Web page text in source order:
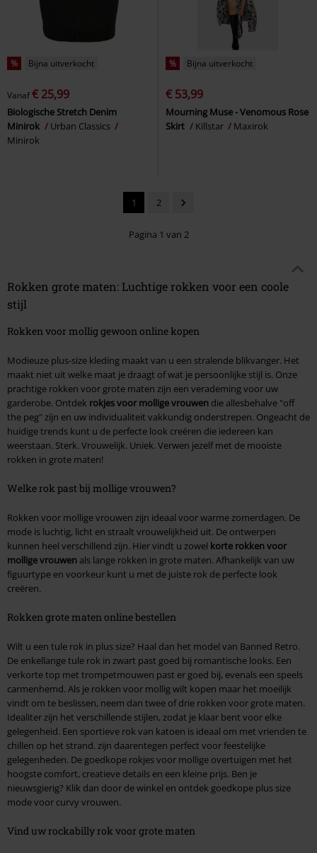
% Bijna uitverkocht
Vanaf€ 25,99
Biologische Stretch Denim
Minirok
Urban Classics
Minirok
% Bijna uitverkocht
€ 53,99
Mourning Muse - Venomous Rose
Skirt
Killstar Maxirok
1 2
Pagina 1 van 2
Rokken grote maten: Luchtige rokken voor een coole
stijl
Rokken voor mollig gewoon online kopen
Modieuze plus-size kleding maakt van u een stralende blikvanger. Het
maakt niet uit welke maat je draagt of wat je persoonlijke stijl is. Onze
prachtige rokken voor grote maten zijn een verademing voor uw
garderobe. Ontdek rokjes voor mollige vrouwen die allesbehalve "off
the peg" zijn en uw individualiteit vakkundig onderstrepen. Ongeacht de
huidige trends kunt u de perfecte look creëren die iedereen kan
weerstaan. Sterk. Vrouwelijk. Uniek. Verwen jezelf met de mooiste
rokken in grote maten!
Welke rok past bij mollige vrouwen?
Rokken voor mollige vrouwen zijn ideaal voor warme zomerdagen. De
mode is luchtig, licht en straalt vrouwelijkheid uit. De ontwerpen
kunnen heel verschillend zijn. Hier vindt u zowel korte rokken voor
mollige vrouwen als lange rokken in grote maten. Afhankelijk van uw
figuurtype en voorkeur kunt u met de juiste rok de perfecte look
creëren.
Rokken grote maten online bestellen
Wilt u een tule rok in plus size? Haal dan het model van Banned Retro.
De enkellange tule rok in zwart past goed bij romantische looks. Een
verkorte top met trompetmouwen past er goed bij, evenals een speels
carmenhemd. Als je rokken voor mollig wilt kopen maar het moeilijk
vindt om te beslissen, neem dan twee of drie rokken voor grote maten.
Idealiter zijn het verschillende stijlen, zodat je klaar bent voor elke
gelegenheid. Een sportieve rok van katoen is ideaal om met vrienden te
chillen op het strand. zijn daarentegen perfect voor feestelijke
gelegenheden. De goedkope rokjes voor mollige overtuigen met het
hoogste comfort, creatieve details en een kleine prijs. Ben je
nieuwsgierig? Klik dan door de winkel en ontdek goedkope plus size
mode voor curvy vrouwen.
Vind uw rockabilly rok voor grote maten